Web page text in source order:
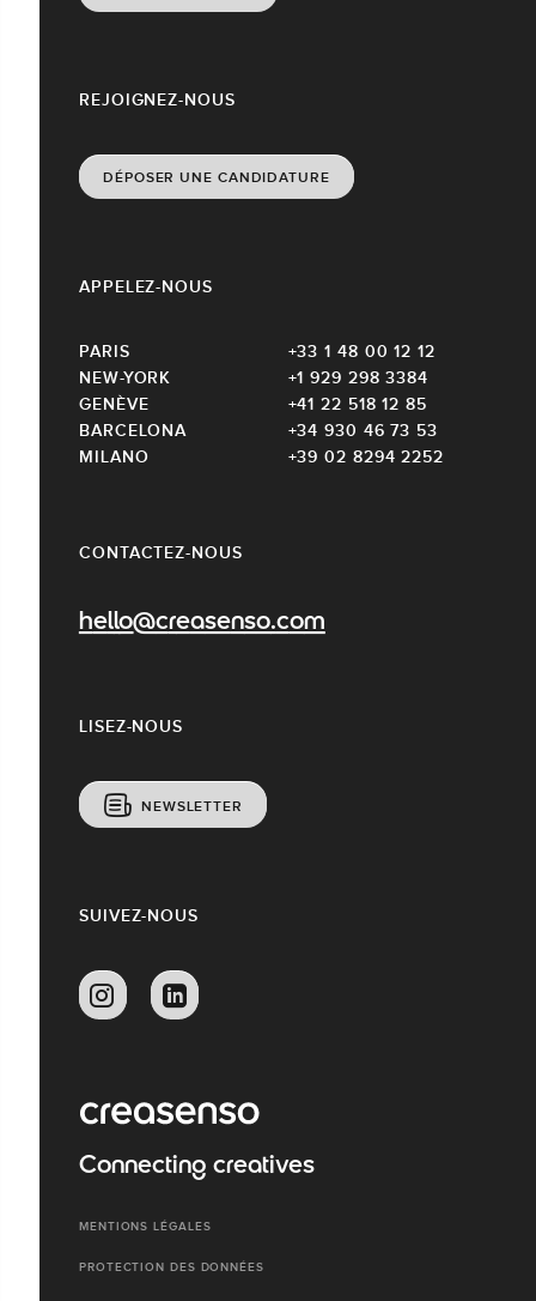
CONTACTEZ-NOUS
hello@creasenso.com
REJOIGNEZ-NOUS
DÉPOSER UNE CANDIDATURE
LISEZ-NOUS
NEWSLETTER
APPELEZ-NOUS
PARIS
+33 1 48 00 12 12
NEW-YORK
+1 929 298 3384
GENÈVE
+41 22 518 12 85
BARCELONA
+34 930 46 73 53
MILANO
+39 02 8294 2252
SUIVEZ-NOUS
Connecting creatives
MENTIONS LÉGALES
PROTECTION DES DONNÉES